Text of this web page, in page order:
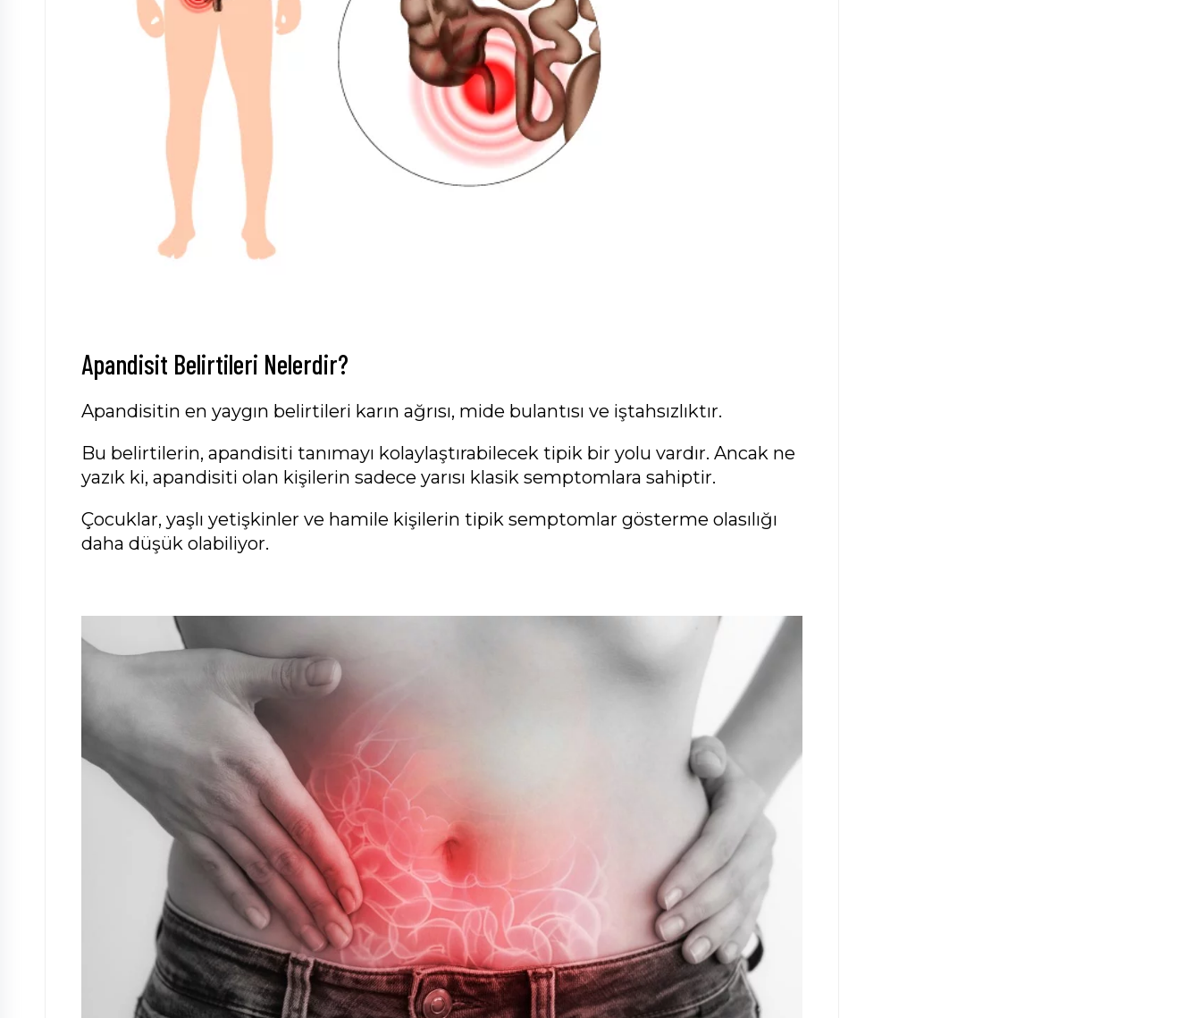
Apandisit Belirtileri Nelerdir?
Apandisitin en yaygın belirtileri karın ağrısı, mide bulantısı ve iştahsızlıktır.
Bu belirtilerin, apandisiti tanımayı kolaylaştırabilecek tipik bir yolu vardır. Ancak ne
yazık ki, apandisiti olan kişilerin sadece yarısı klasik semptomlara sahiptir.
Çocuklar, yaşlı yetişkinler ve hamile kişilerin tipik semptomlar gösterme olasılığı
daha düşük olabiliyor.